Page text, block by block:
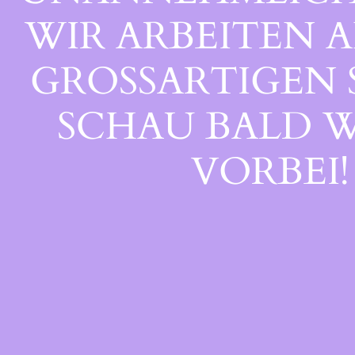
WIR ARBEITEN
GROSSARTIGEN
CHAU BALD
ORBEI!